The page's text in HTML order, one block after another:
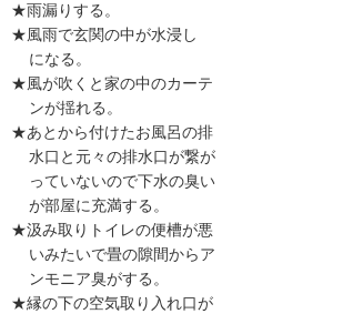
★雨漏りする。
★風雨で玄関の中が水浸し
★風が吹くと家の中のカーテ
★あとから付けたお風呂の排
★汲み取りトイレの便槽が悪
★縁の下の空気取り入れ口が